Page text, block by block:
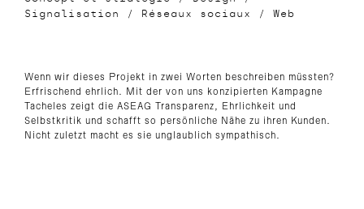
Signalisation
/ Réseaux sociaux / Web
Wenn wir dieses Projekt in zwei Worten beschreiben müssten?
Erfrischend ehrlich. Mit der von uns konzipierten Kampagne
Tacheles zeigt die ASEAG Transparenz, Ehrlichkeit und
Selbstkritik und schafft so persönliche Nähe zu ihren Kunden.
Nicht zuletzt macht es sie unglaublich sympathisch.